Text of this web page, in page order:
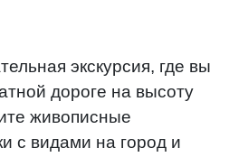
экскурсия, где вы
дороге на высоту
живописные
с видами на город и